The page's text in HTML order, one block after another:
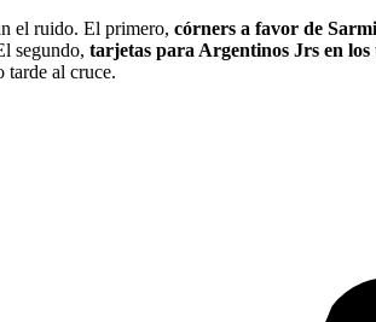
el ruido. El primero, córners a favor de
segundo, tarjetas para Argentinos Jrs en
tarde al cruce.